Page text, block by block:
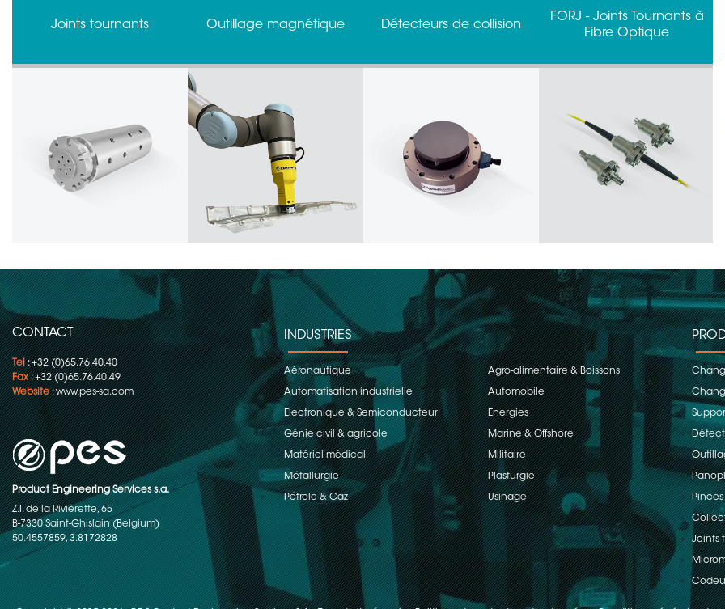
Outillage magnétique Détecteurs de collision
FORJ - Joints Tournants à
Pinces de préhension
CONTACT
Tel: +32 (0)65.76.40.40
Fax: +32 (0)65.76.40.49
Website:www.pes-sa.com
Product Engineering Services s.a.
Z.I. de la Rivièrette, 65
B-7330 Saint-Ghislain (Belgium)
50.4557859, 3.8172828
INDUSTRIES
Aéronautique Agro-alimentaire & Boissons
Automatisation industrielle Automobile
Electronique & Semiconducteur Energies
Génie civil & agricole Marine & Offshore
Matériel médical Militaire
Métallurgie Plasturgie
Pétrole & Gaz Usinage
Joints